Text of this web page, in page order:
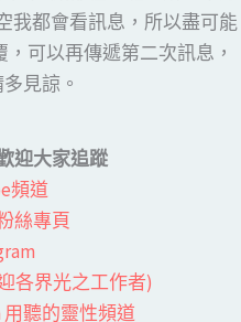
我都會看訊息，所以盡可能
可以再傳遞第二次訊息，
見諒。
迎大家追蹤
頻道
絲專頁​
各界光之工作者)​
用聽的靈性頻道